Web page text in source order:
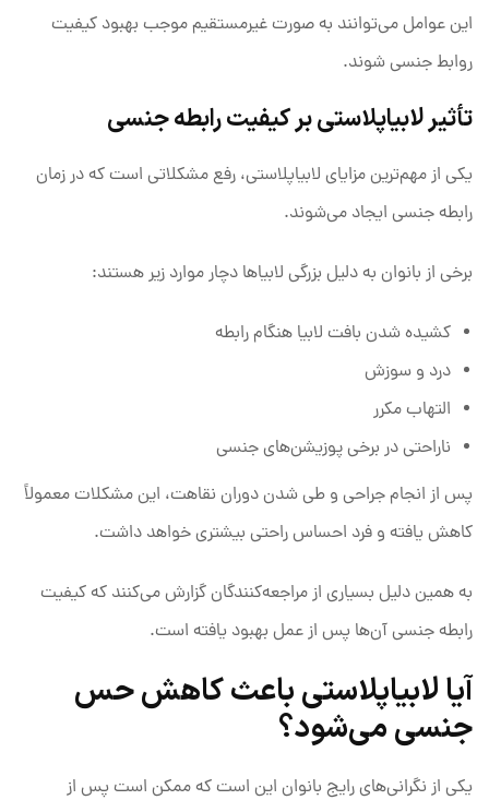
این عوامل می‌توانند به صورت غیرمستقیم موجب بهبود کیفیت
روابط جنسی شوند.
تأثیر لابیاپلاستی بر کیفیت رابطه جنسی
یکی از مهم‌ترین مزایای لابیاپلاستی، رفع مشکلاتی است که در زمان
رابطه جنسی ایجاد می‌شوند.
برخی از بانوان به دلیل بزرگی لابیاها دچار موارد زیر هستند:
کشیده شدن بافت لابیا هنگام رابطه
درد و سوزش
التهاب مکرر
ناراحتی در برخی پوزیشن‌های جنسی
پس از انجام جراحی و طی شدن دوران نقاهت، این مشکلات معمولاً
کاهش یافته و فرد احساس راحتی بیشتری خواهد داشت.
به همین دلیل بسیاری از مراجعه‌کنندگان گزارش می‌کنند که کیفیت
رابطه جنسی آن‌ها پس از عمل بهبود یافته است.
آیا لابیاپلاستی باعث کاهش حس
جنسی می‌شود؟
یکی از نگرانی‌های رایج بانوان این است که ممکن است پس از